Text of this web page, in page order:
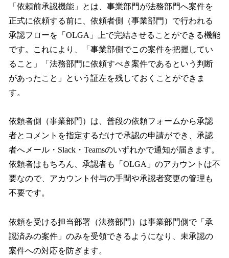
「依頼前承認機能」とは、事業部門が法務部門へ案件を
正式に依頼する前に、依頼者側（事業部門）で行われる
承認フローを「OLGA」上で完結させることができる機能
です。これにより、「事業部側でこの案件を把握してい
ること」「法務部門に依頼すべき案件であるという判断
があったこと」という証左を残しておくことができま
す。
依頼者側（事業部門）は、普段の依頼フォームから承認
者とコメントを指定するだけで承認の申請ができ、承認
者へメール・Slack・Teamsのいずれかで通知が届きます。
依頼者はもちろん、承認者も「OLGA」のアカウントは不
要なので、アカウント付与の手間や承認者変更の管理も
不要です。
依頼を受ける担当部署（法務部門）は事業部門側で「承
認済みの案件」のみを受領できるようになり、未承認の
案件への対応を防ぎます。